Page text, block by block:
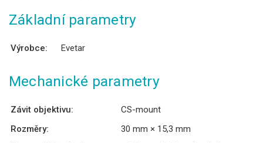
Základní parametry
Výrobce: Evetar
Mechanické parametry
Závit objektivu:
CS-mount
Rozměry:
30 mm × 15,3 mm